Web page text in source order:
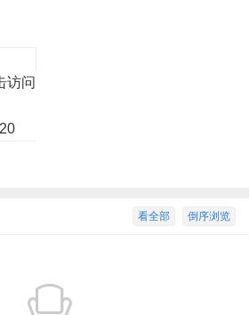
访问
倒序浏览
看全部